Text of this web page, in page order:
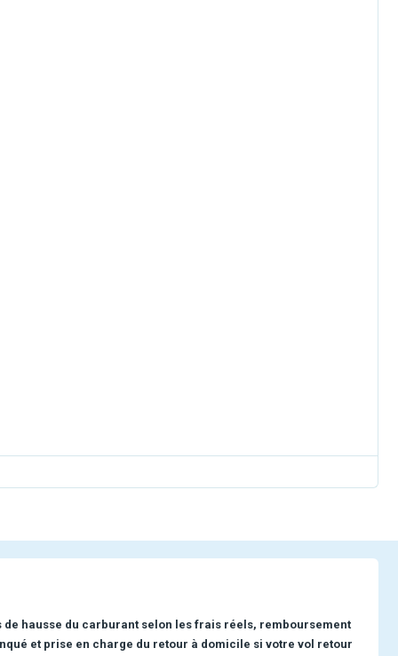
hausse du carburant selon les frais réels, remboursement
et prise en charge du retour à domicile si votre vol retour